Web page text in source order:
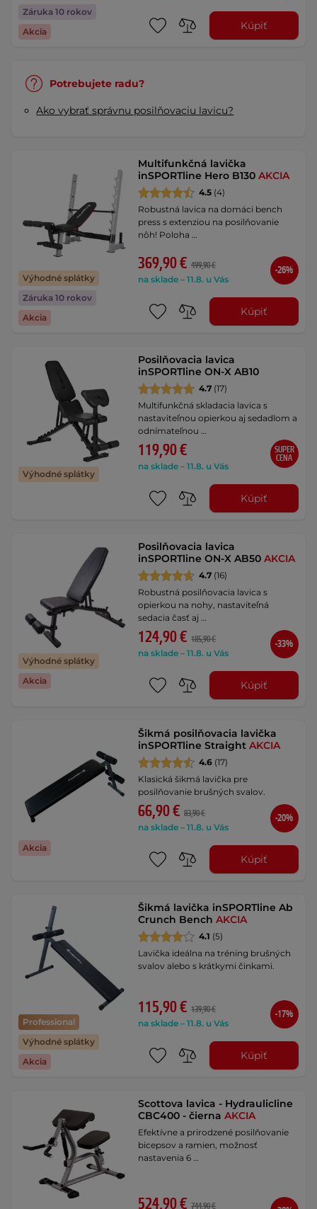
Záruka 10 rokov
Akcia
Kúpiť
Potrebujete radu?
Ako vybrať správnu posilňovaciu lavicu?
Výhodné splátky
Záruka 10 rokov
Akcia
Multifunkčná lavička
inSPORTline Hero B130AKCIA
4.5 (4)
Robustná lavica na domáci bench
press s extenziou na posilňovanie
nôh! Poloha …
369,90 € 499,90 €
na sklade – 11.8. u Vás
-26%
Kúpiť
Výhodné splátky
Posilňovacia lavica
inSPORTline ON-X AB10
4.7 (17)
Multifunkčná skladacia lavica s
nastaviteľnou opierkou aj sedadlom a
odnímateľnou …
119,90 €
na sklade – 11.8. u Vás
SUPER
CENA
Kúpiť
Výhodné splátky
Akcia
Posilňovacia lavica
inSPORTline ON-X AB50AKCIA
4.7 (16)
Robustná posilňovacia lavica s
opierkou na nohy, nastaviteľná
sedacia časť aj …
124,90 € 185,90 €
na sklade – 11.8. u Vás
-33%
Kúpiť
Akcia
Šikmá posilňovacia lavička
inSPORTline StraightAKCIA
4.6 (17)
Klasická šikmá lavička pre
posilňovanie brušných svalov.
66,90 € 83,90 €
na sklade – 11.8. u Vás
-20%
Kúpiť
Professional
Výhodné splátky
Akcia
Šikmá lavička inSPORTline Ab
Crunch BenchAKCIA
4.1 (5)
Lavička ideálna na tréning brušných
svalov alebo s krátkymi činkami.
115,90 € 139,90 €
na sklade – 11.8. u Vás
-17%
Kúpiť
Scottova lavica - Hydraulicline
CBC400 - čiernaAKCIA
Efektívne a prirodzené posilňovanie
bicepsov a ramien, možnosť
nastavenia 6 …
524,90 € 744,90 €